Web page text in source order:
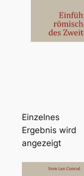
Einzelnes
Ergebnis wird
angezeigt